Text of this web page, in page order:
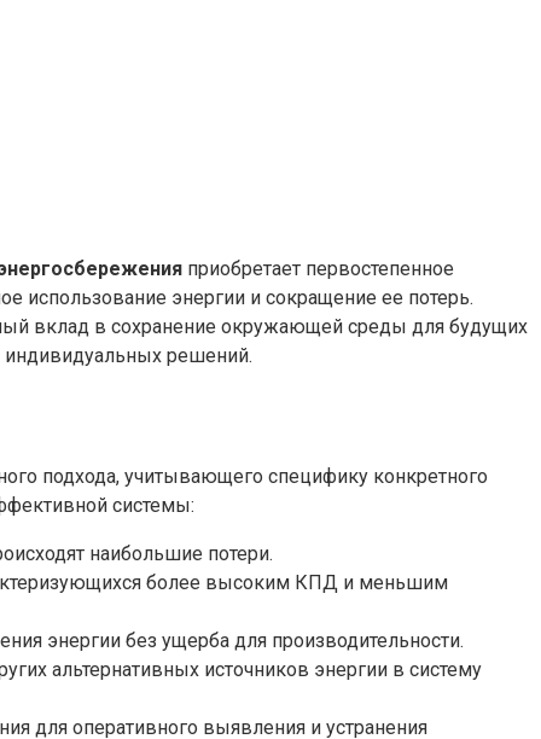
приобретает первостепенное
использование энергии и сокращение ее потерь.
вклад в сохранение окружающей среды для будущих
индивидуальных решений.
подхода, учитывающего специфику конкретного
системы:
наибольшие потери.
более высоким КПД и меньшим
энергии без ущерба для производительности.
альтернативных источников энергии в систему
для оперативного выявления и устранения